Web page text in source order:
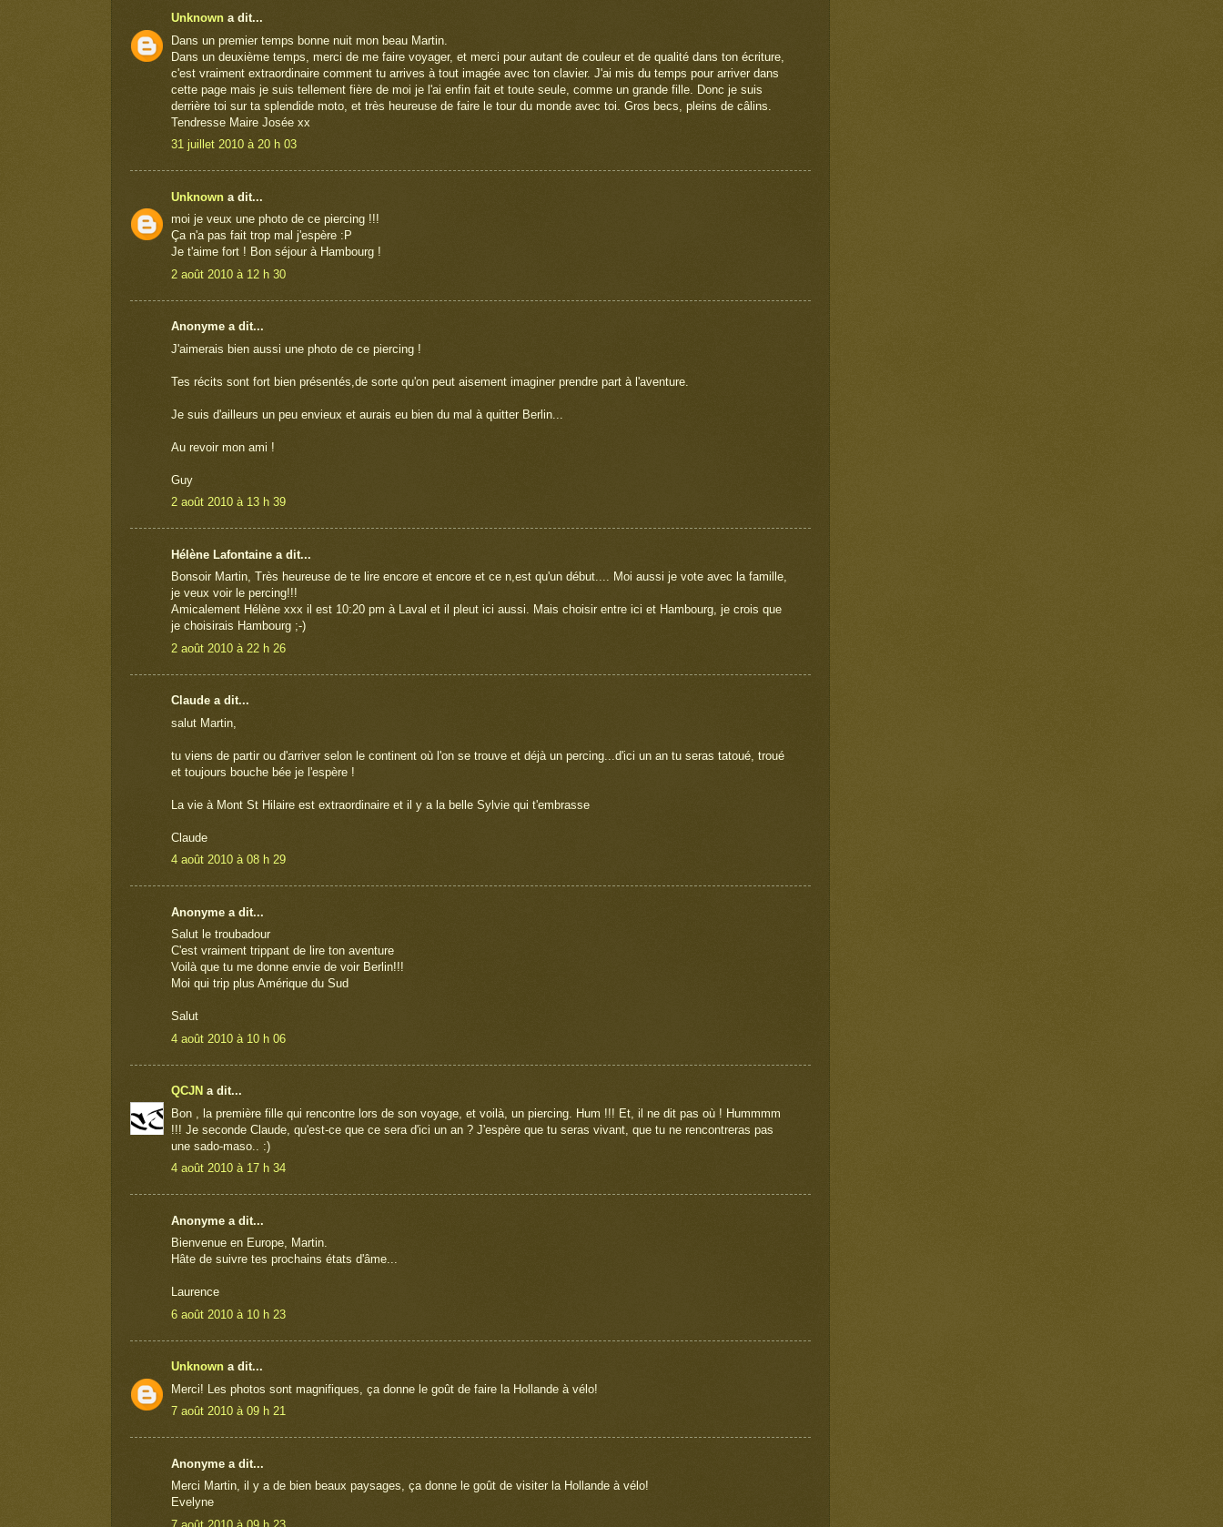
Unknown a dit...
Dans un premier temps bonne nuit mon beau Martin.
Dans un deuxième temps, merci de me faire voyager, et merci pour autant de couleur et de qualité dans ton écriture,
c'est vraiment extraordinaire comment tu arrives à tout imagée avec ton clavier. J'ai mis du temps pour arriver dans
cette page mais je suis tellement fière de moi je l'ai enfin fait et toute seule, comme un grande fille. Donc je suis
derrière toi sur ta splendide moto, et très heureuse de faire le tour du monde avec toi. Gros becs, pleins de câlins.
Tendresse Maire Josée xx
31 juillet 2010 à 20 h 03
Unknown a dit...
moi je veux une photo de ce piercing !!!
Ça n'a pas fait trop mal j'espère :P
Je t'aime fort ! Bon séjour à Hambourg !
2 août 2010 à 12 h 30
Anonyme a dit...
J'aimerais bien aussi une photo de ce piercing !
Tes récits sont fort bien présentés,de sorte qu'on peut aisement imaginer prendre part à l'aventure.
Je suis d'ailleurs un peu envieux et aurais eu bien du mal à quitter Berlin...
Au revoir mon ami !
Guy
2 août 2010 à 13 h 39
Hélène Lafontaine a dit...
Bonsoir Martin, Très heureuse de te lire encore et encore et ce n,est qu'un début.... Moi aussi je vote avec la famille,
je veux voir le percing!!!
Amicalement Hélène xxx il est 10:20 pm à Laval et il pleut ici aussi. Mais choisir entre ici et Hambourg, je crois que
je choisirais Hambourg ;-)
2 août 2010 à 22 h 26
Claude a dit...
salut Martin,
tu viens de partir ou d'arriver selon le continent où l'on se trouve et déjà un percing...d'ici un an tu seras tatoué, troué
et toujours bouche bée je l'espère !
La vie à Mont St Hilaire est extraordinaire et il y a la belle Sylvie qui t'embrasse
Claude
4 août 2010 à 08 h 29
Anonyme a dit...
Salut le troubadour
C'est vraiment trippant de lire ton aventure
Voilà que tu me donne envie de voir Berlin!!!
Moi qui trip plus Amérique du Sud
Salut
4 août 2010 à 10 h 06
QCJN a dit...
Bon , la première fille qui rencontre lors de son voyage, et voilà, un piercing. Hum !!! Et, il ne dit pas où ! Hummmm
!!! Je seconde Claude, qu'est-ce que ce sera d'ici un an ? J'espère que tu seras vivant, que tu ne rencontreras pas
une sado-maso.. :)
4 août 2010 à 17 h 34
Anonyme a dit...
Bienvenue en Europe, Martin.
Hâte de suivre tes prochains états d'âme...
Laurence
6 août 2010 à 10 h 23
Unknown a dit...
Merci! Les photos sont magnifiques, ça donne le goût de faire la Hollande à vélo!
7 août 2010 à 09 h 21
Anonyme a dit...
Merci Martin, il y a de bien beaux paysages, ça donne le goût de visiter la Hollande à vélo!
Evelyne